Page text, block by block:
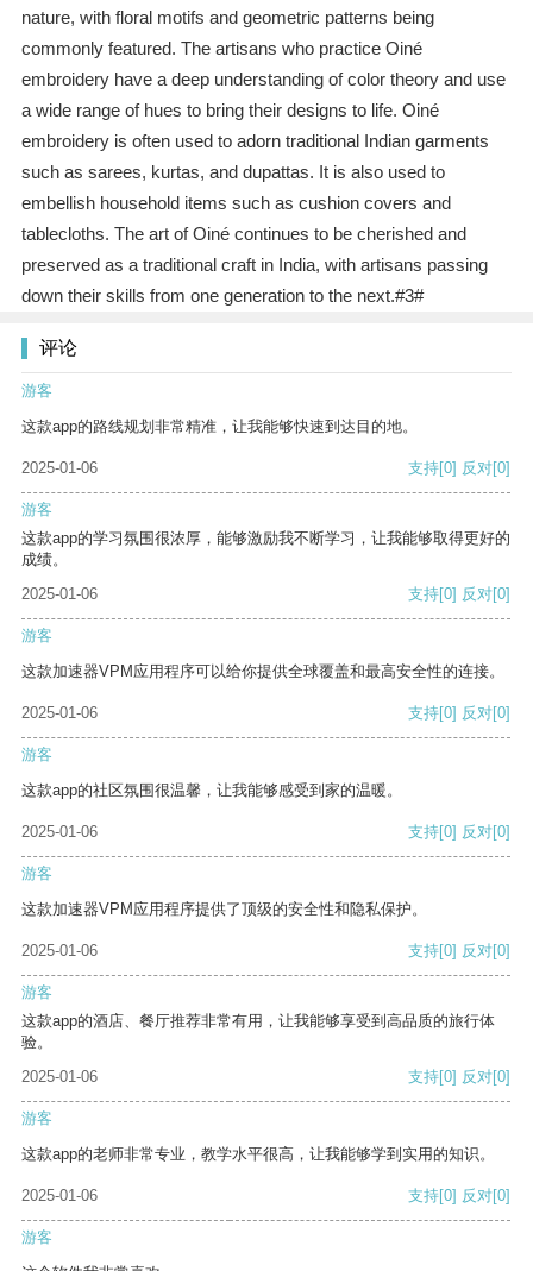
nature, with floral motifs and geometric patterns being
commonly featured. The artisans who practice Oiné
embroidery have a deep understanding of color theory and use
a wide range of hues to bring their designs to life. Oiné
embroidery is often used to adorn traditional Indian garments
such as sarees, kurtas, and dupattas. It is also used to
embellish household items such as cushion covers and
tablecloths. The art of Oiné continues to be cherished and
preserved as a traditional craft in India, with artisans passing
down their skills from one generation to the next.#3#
评论
游客
这款app的路线规划非常精准，让我能够快速到达目的地。
2025-01-06 支持[0] 反对[0]
游客
这款app的学习氛围很浓厚，能够激励我不断学习，让我能够取得更好的
成绩。
2025-01-06
支持[0] 反对[0]
游客
这款加速器VPM应用程序可以给你提供全球覆盖和最高安全性的连接。
2025-01-06 支持[0] 反对[0]
游客
这款app的社区氛围很温馨，让我能够感受到家的温暖。
2025-01-06 支持[0] 反对[0]
游客
这款加速器VPM应用程序提供了顶级的安全性和隐私保护。
2025-01-06 支持[0] 反对[0]
游客
这款app的酒店、餐厅推荐非常有用，让我能够享受到高品质的旅行体
验。
2025-01-06
支持[0] 反对[0]
游客
这款app的老师非常专业，教学水平很高，让我能够学到实用的知识。
2025-01-06 支持[0] 反对[0]
游客